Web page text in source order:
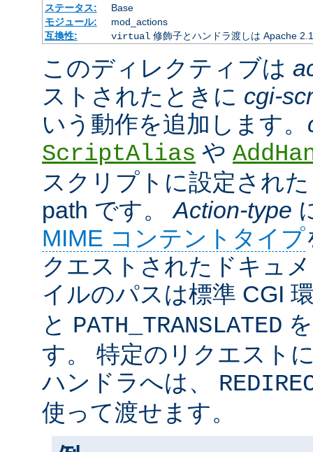
ステータス:
Base
モジュール:
mod_actions
互換性:
virtual 修飾子とハンドラ渡しは Apache
このディレクティブは
ストされたときに cgi-
いう動作を追加します。
ScriptAlias や
スクリプトに設定され
path です。Action-type
MIME コンテントタイプ
クエストされたドキュ
イルのパスは標準 CGI
と PATH_TRANSLATED
す。 特定のリクエスト
ハンドラへは、
使って渡せます。